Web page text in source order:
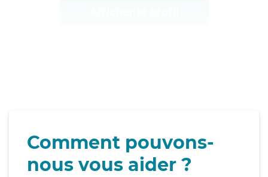
Comment pouvons-
nous vous aider ?